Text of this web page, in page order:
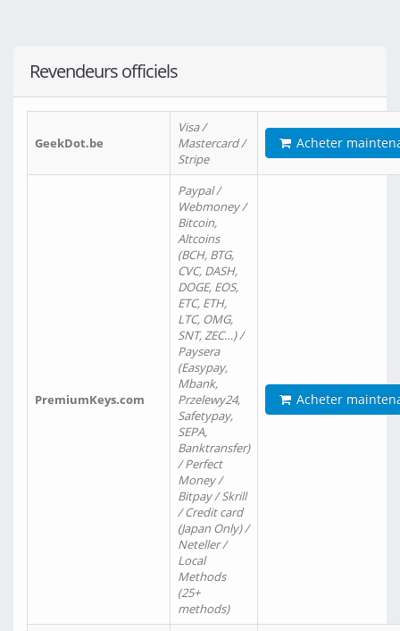
Revendeurs officiels
GeekDot.be
Visa /
Mastercard /
Stripe
Acheter
PremiumKeys.com
Paypal /
Webmoney /
Bitcoin,
Altcoins
(BCH, BTG,
CVC, DASH,
DOGE, EOS,
ETC, ETH,
LTC, OMG,
SNT, ZEC…) /
Paysera
(Easypay,
Mbank,
Przelewy24,
Safetypay,
SEPA,
Banktransfer)
/ Perfect
Money /
Bitpay / Skrill
/ Credit card
(Japan Only) /
Neteller /
Local
Methods
(25+
methods)
Acheter